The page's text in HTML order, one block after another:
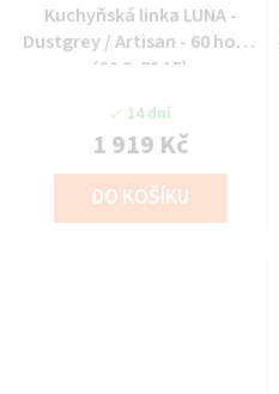
Kuchyňská linka LUNA -
Dustgrey / Artisan - 60 horní
(60 G-72 1F)
14 dní
1 919 Kč
DO KOŠÍKU